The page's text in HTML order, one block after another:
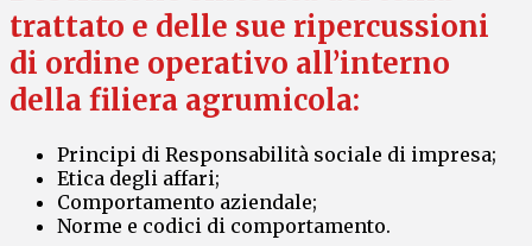
trattato e delle sue ripercussioni
di ordine operativo all’interno
della filiera agrumicola:
Principi di Responsabilità sociale di impresa;
Etica degli affari;
Comportamento aziendale;
Norme e codici di comportamento.